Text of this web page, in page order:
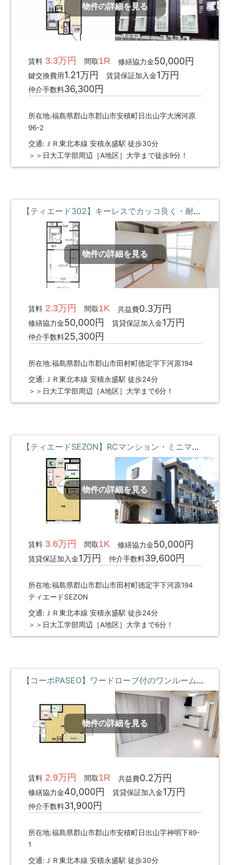
物件の詳細を見る
賃料3.3万円 間取1R 修繕協力金50,000円
鍵交換費用1.21万円 賃貸保証加入金1万円
仲介手数料36,300円
所在地:福島県郡山市郡山市安積町日出山字大洲河原
96-2
交通:ＪＲ東北本線 安積永盛駅 徒歩30分
＞＞日大工学部周辺［A地区］大学まで徒歩9分！
【ティエード302】キーレスでカッコ良く・耐震耐火で安心・断熱効果でいつでも快適な部屋 ③階 **即入居募集中**
物件の詳細を見る
賃料2.3万円 間取1K 共益費0.3万円
修繕協力金50,000円 賃貸保証加入金1万円
仲介手数料25,300円
所在地:福島県郡山市郡山市田村町徳定字下河原194
交通:ＪＲ東北本線 安積永盛駅 徒歩24分
＞＞日大工学部周辺［A地区］大学まで6分！
【ティエードSEZON】RCマンション・ミニマリスト ③階 **即入居募集中**
物件の詳細を見る
賃料3.6万円 間取1K 修繕協力金50,000円
賃貸保証加入金1万円 仲介手数料39,600円
所在地:福島県郡山市郡山市田村町徳定字下河原194
ティエードSEZON
交通:ＪＲ東北本線 安積永盛駅 徒歩24分
＞＞日大工学部周辺［A地区］大学まで6分！
【コーポPASEO】ワードローブ付のワンルームリノベ物件 **即入居募集中**
物件の詳細を見る
賃料2.9万円 間取1R 共益費0.2万円
修繕協力金40,000円 賃貸保証加入金1万円
仲介手数料31,900円
所在地:福島県郡山市郡山市安積町日出山字神明下89-
1
交通:ＪＲ東北本線 安積永盛駅 徒歩30分